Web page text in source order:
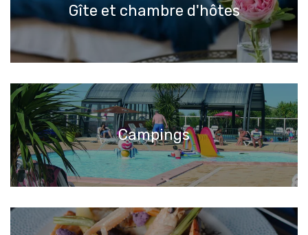
Gîte et chambre d'hôtes
Campings